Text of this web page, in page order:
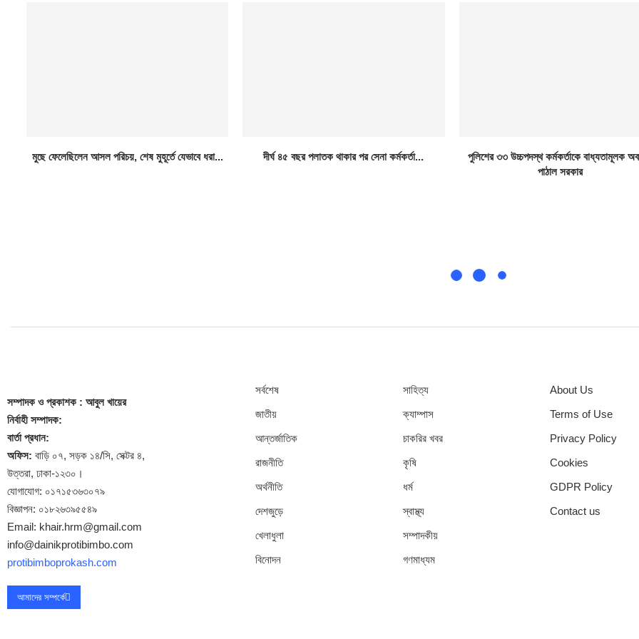
মুছে ফেলেছিলেন আসল পরিচয়, শেষ মুহূর্তে যেভাবে ধরা... দীর্ঘ ৪৫ বছর পলাতক থাকার পর সেনা কর্মকর্তা...
পুলিশের ৩৩ উচ্চপদস্থ কর্মকর্তাকে বাধ্যতামূলক
পাঠাল সরকার
সম্পাদকও প্রকাশক : আবুল খায়ের
নির্বাহী সম্পাদক:
বার্তা প্রধান:
অফিস: বাড়ি ০৭, সড়ক ১৪/সি, সেক্টর ৪,
উত্তরা, ঢাকা-১২৩০।
যোগাযোগ: ০১৭১৫৩৬৩০৭৯
বিজ্ঞাপন: ০১৮২৬৩৯৫৫৪৯
Email: khair.hrm@gmail.com
info@dainikprotibimbo.com
protibimboprokash.com
আমাদের সম্পর্কে
সর্বশেষ
জাতীয়
আন্তর্জাতিক
রাজনীতি
অর্থনীতি
দেশজুড়ে
খেলাধুলা
বিনোদন
সাহিত্য
ক্যাম্পাস
চাকরির খবর
কৃষি
ধর্ম
স্বাস্থ্য
সম্পাদকীয়
গণমাধ্যম
About Us
Terms of Use
Privacy Policy
Cookies
GDPR Policy
Contact us